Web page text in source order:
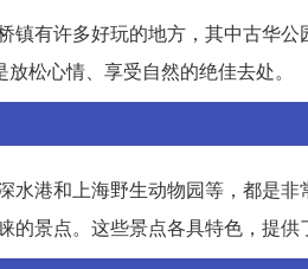
有许多好玩的地方，其中古华
松心情、享受自然的绝佳去处。
港和上海野生动物园等，都是
景点。这些景点各具特色，提供